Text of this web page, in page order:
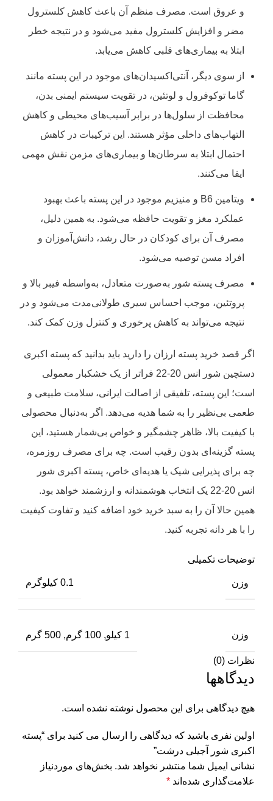
و عروق است. مصرف منظم آن باعث کاهش کلسترول
مضر و افزایش کلسترول مفید می‌شود و در نتیجه خطر
ابتلا به بیماری‌های قلبی کاهش می‌یابد.
از سوی دیگر، آنتی‌اکسیدان‌های موجود در این پسته مانند
گاما توکوفرول و لوتئین، در تقویت سیستم ایمنی بدن،
محافظت از سلول‌ها در برابر آسیب‌های محیطی و کاهش
التهاب‌های داخلی مؤثر هستند. این ترکیبات در کاهش
احتمال ابتلا به سرطان‌ها و بیماری‌های مزمن نقش مهمی
ایفا می‌کنند.
ویتامین B6 و منیزیم موجود در این پسته باعث بهبود
عملکرد مغز و تقویت حافظه می‌شود. به همین دلیل،
مصرف آن برای کودکان در حال رشد، دانش‌آموزان و
افراد مسن توصیه می‌شود.
مصرف پسته شور به‌صورت متعادل، به‌واسطه فیبر بالا و
پروتئین، موجب احساس سیری طولانی‌مدت می‌شود و در
نتیجه می‌تواند به کاهش پرخوری و کنترل وزن کمک کند.
اگر قصد خرید پسته ارزان را دارید باید بدانید که پسته اکبری
دستچین شور انس 20-22 فراتر از یک خشکبار معمولی
است؛ این پسته، تلفیقی از اصالت ایرانی، سلامت طبیعی و
طعمی بی‌نظیر را به شما هدیه می‌دهد. اگر به‌دنبال محصولی
با کیفیت بالا، ظاهر چشمگیر و خواص بی‌شمار هستید، این
پسته گزینه‌ای بدون رقیب است. چه برای مصرف روزمره،
چه برای پذیرایی شیک یا هدیه‌ای خاص، پسته اکبری شور
انس 20-22 یک انتخاب هوشمندانه و ارزشمند خواهد بود.
همین حالا آن را به سبد خرید خود اضافه کنید و تفاوت کیفیت
را با هر دانه تجربه کنید.
توضیحات تکمیلی
وزن 0.1 کیلوگرم
وزن 1 کیلو, 100 گرم, 500 گرم
نظرات (0)
دیدگاهها
هیچ دیدگاهی برای این محصول نوشته نشده است.
اولین نفری باشید که دیدگاهی را ارسال می کنید برای “پسته
اکبری شور آجیلی درشت”
نشانی ایمیل شما منتشر نخواهد شد. بخش‌های موردنیاز
علامت‌گذاری شده‌اند *